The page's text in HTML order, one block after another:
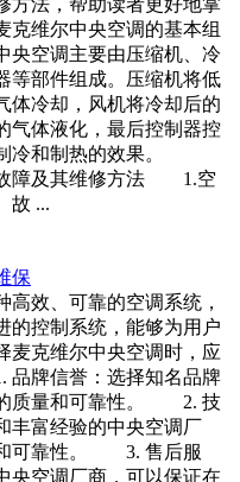
方法，帮助读者更好地掌
维尔中央空调的基本组
空调主要由压缩机、冷
等部件组成。压缩机将低
体冷却，风机将冷却后的
气体液化，最后控制器控
制冷和制热的效果。
故障及其维修方法 1.空
...
保
效、可靠的空调系统，
的控制系统，能够为用户
麦克维尔中央空调时，应
牌信誉：选择知名品牌
的质量和可靠性。 2. 技
丰富经验的中央空调厂
和可靠性。 3. 售后服
央空调厂商，可以保证在